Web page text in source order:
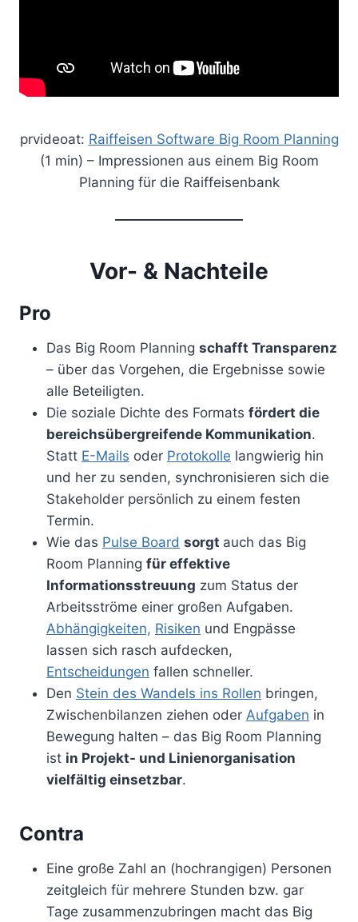
prvideoat: Raiffeisen Software Big Room Planning
(1 min) – Impressionen aus einem Big Room
Planning für die Raiffeisenbank
Vor- & Nachteile
Pro
Das Big Room Planning schafft Transparenz
– über das Vorgehen, die Ergebnisse sowie
alle Beteiligten.
Die soziale Dichte des Formats fördert die
bereichsübergreifende Kommunikation.
Statt E-Mails oder Protokolle langwierig hin
und her zu senden, synchronisieren sich die
Stakeholder persönlich zu einem festen
Termin.
Wie das Pulse Board sorgt auch das Big
Room Planning für effektive
Informationsstreuung zum Status der
Arbeitsströme einer großen Aufgaben.
Abhängigkeiten, Risiken und Engpässe
lassen sich rasch aufdecken,
Entscheidungen fallen schneller.
Den Stein des Wandels ins Rollen bringen,
Zwischenbilanzen ziehen oder Aufgaben in
Bewegung halten – das Big Room Planning
ist in Projekt- und Linienorganisation
vielfältig einsetzbar.
Contra
Eine große Zahl an (hochrangigen) Personen
zeitgleich für mehrere Stunden bzw. gar
Tage zusammenzubringen macht das Big